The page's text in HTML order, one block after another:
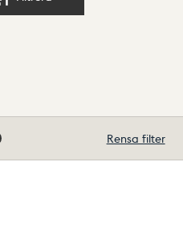
Rensa filter